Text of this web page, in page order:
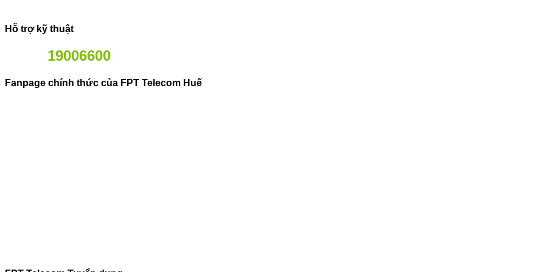
Hỗ trợ kỹ thuật
19006600
Fanpage chính thức của FPT Telecom Huế